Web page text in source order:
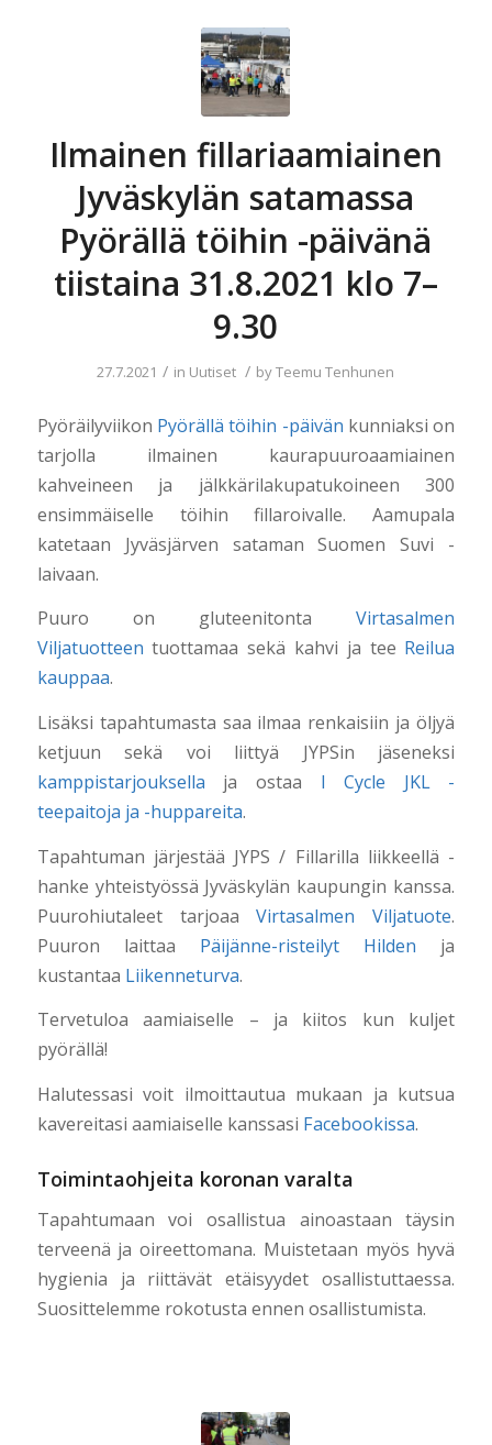
Ilmainen fillariaamiainen
Jyväskylän satamassa
Pyörällä töihin -päivänä
tiistaina 31.8.2021 klo 7–
9.30
27.7.2021 / in Uutiset / byTeemu Tenhunen
Pyöräilyviikon Pyörällä töihin -päivän kunniaksi on
tarjolla ilmainen kaurapuuroaamiainen
kahveineen ja jälkkärilakupatukoineen 300
ensimmäiselle töihin fillaroivalle. Aamupala
katetaan Jyväsjärven sataman Suomen Suvi -
laivaan.
Puuro on gluteenitontaVirtasalmen
Viljatuotteen tuottamaa sekä kahvi ja tee Reilua
kauppaa.
Lisäksi tapahtumasta saa ilmaa renkaisiin ja öljyä
ketjuun sekä voi liittyä JYPSin jäseneksi
kamppistarjouksella ja ostaa I Cycle JKL -
teepaitoja ja -huppareita.
Tapahtuman järjestää JYPS / Fillarilla liikkeellä -
hanke yhteistyössä Jyväskylän kaupungin kanssa.
Puurohiutaleet tarjoaaVirtasalmen Viljatuote.
Puuron laittaa Päijänne-risteilyt Hilden ja
kustantaa Liikenneturva.
Tervetuloa aamiaiselle – ja kiitos kun kuljet
pyörällä!
Halutessasi voit ilmoittautua mukaan ja kutsua
kavereitasi aamiaiselle kanssasi Facebookissa.
Toimintaohjeita koronan varalta
Tapahtumaan voi osallistua ainoastaan täysin
terveenä ja oireettomana. Muistetaan myös hyvä
hygienia ja riittävät etäisyydet osallistuttaessa.
Suosittelemme rokotusta ennen osallistumista.